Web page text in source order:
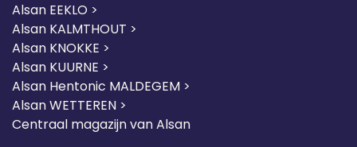
Alsan EEKLO >
Alsan KALMTHOUT >
Alsan KNOKKE >
Alsan KUURNE >
Alsan Hentonic MALDEGEM >
Alsan WETTEREN >
Centraal magazijn van Alsan